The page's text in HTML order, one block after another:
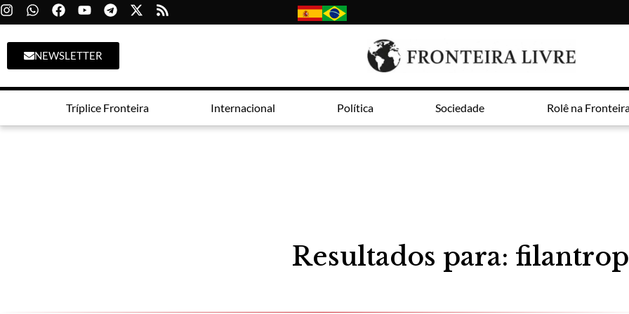
NEWSLETTER
Tríplice Fronteira Internacional Política Sociedade Rolê na
Resultados para: